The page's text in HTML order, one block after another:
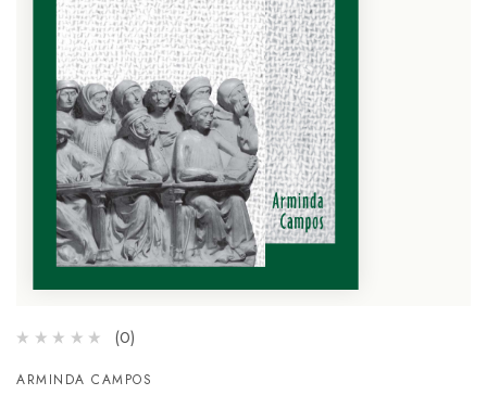
(0)
ARMINDA CAMPOS